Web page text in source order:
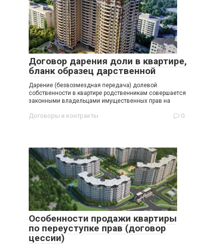
Договор дарения доли в квартире,
бланк образец дарственной
Дарение (безвозмездная передача) долевой
собственности в квартире родственникам совершается
законными владельцами имущественных прав на
Договоры и контракты 0
Особенности продажи квартиры
по переуступке прав (договор
цессии)